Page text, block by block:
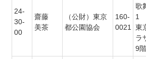
24-
30-
00
齋藤
美茶
（公財）東京
都公園協会
160-
0021
歌
1
東
ラ
9階